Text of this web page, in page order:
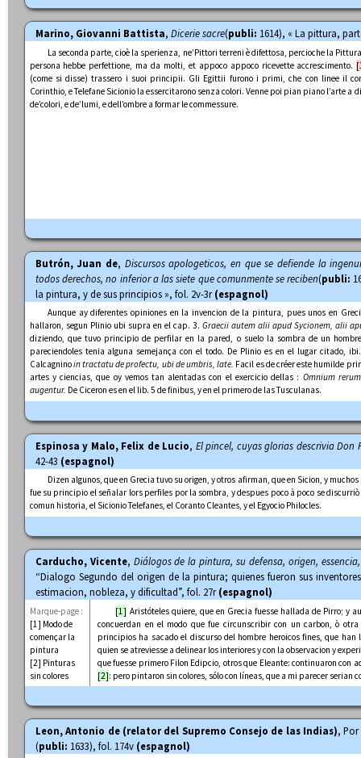
Marino, Giovanni Battista, Dicerie sacre(publi: 1614), « La pittura,
La seconda parte, cioè la sperienza, ne’Pittori terreni è difettosa, percioche la
persona hebbe perfettione, ma da molti, et appoco appoco ricevette accrescimento.
(come si disse) trassero i suoi principii. Gli Egittii furono i primi, che con linee il
Corinthio, e Telefane Sicionio la essercitarono senza colori. Venne poi pian piano l’arte a
de’colori, e de’lumi, e dell’ombre a formar le commessure.
Butrón, Juan de, Discursos apologeticos, en que se defiende la
todos derechos, no inferior a las siete que comunmente se reciben(publi:
la pintura, y de sus principios », fol. 2v-3r(espagnol)
Aunque ay diferentes opiniones en la invencion de la pintura, pues unos en
hallaron, segun Plinio ubi supra en el cap. 3. Graecii autem alii apud Sycionem, alii
diziendo, que tuvo principio de perfilar en la pared, o suelo la sombra de un
pareciendoles tenia alguna semejança con el todo. De Plinio es en el lugar citado,
Calcagninoin tractatu de profectu, ubi de umbris, late. Facil es de créer este humilde
artes y ciencias, que oy vemos tan alentadas con el exercicio dellas : Omnium
augentur. De Ciceron es en el lib. 5 de finibus, y en el primero de las Tusculanas.
Espinosa y Malo, Felix de Lucio, El pincel, cuyas glorias descrivia Don
42-43 (espagnol)
Dizen algunos, que en Grecia tuvo su origen, y otros afirman, que en Sicion, y
fue su principio el señalar lors perfiles por la sombra, y despues poco à poco se
comun historia, el Sicionio Telefanes, el Coranto Cleantes, y el Egyocio Philocles.
Carducho, Vicente, Diálogos de la pintura, su defensa, origen,
“Dialogo Segundo del origen de la pintura; quienes fueron sus
estimacion, nobleza, y dificultad”, fol. 27r(espagnol)
Marque-page :
[1] Modo de
començar la
pintura
[2] Pinturas
sin colores
[1] Aristóteles quiere, que en Grecia fuesse hallada de Pirro; y
concuerdan en el modo que fue circunscribir con un carbon, ò
principios ha sacado el discurso del hombre heroicos fines, que
quien se atreviesse a delinear los interiores y con la observacion y
que fuesse primero Filon Edipcio, otros que Eleante: continuaron con
[2]: pero pintaron sin colores, sólo con líneas, que a mi parecer serian
Leon, Antonio de (relator del Supremo Consejo de las Indias),
(publi: 1633), fol. 174v (espagnol)